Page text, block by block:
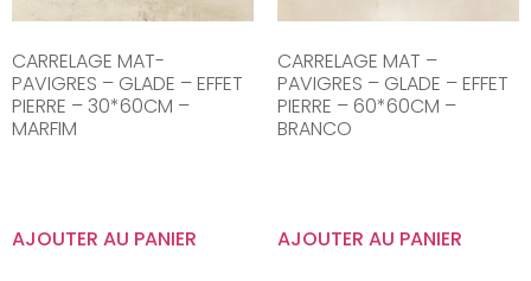
CARRELAGE MAT-
PAVIGRES – GLADE – EFFET
PIERRE – 30*60CM –
MARFIM
AJOUTER AU PANIER
CARRELAGE MAT –
PAVIGRES – GLADE – EFFET
PIERRE – 60*60CM –
BRANCO
AJOUTER AU PANIER